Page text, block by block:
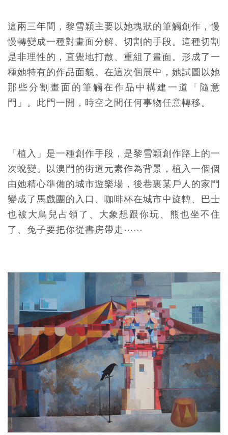
這兩三年間，黎雪穎主要以她塊狀的筆觸創作，慢
慢轉變成一種對畫面分解、切割的手段。這種切割
是非理性的，直覺地打散、重組了畫面。形成了一
種她特有的作品面貌。在這次個展中，她試圖以她
那些分割畫面的筆觸在作品中構建一道「隨意
門」。此門一開，時空之間任何事物任意轉移。
「植入」是一種創作手段，是黎雪穎創作路上的一
次蛻變。以澳門的街道元素作為背景，植入一個個
由她精心準備的城市遊樂場，後巷裏某戶人的家門
變成了馬戲團的入口、咖啡杯在城市中旋轉、巴士
也被大鳥兒占領了、大象想跟你玩、熊也坐不住
了、兔子要把你從書房帶走⋯⋯